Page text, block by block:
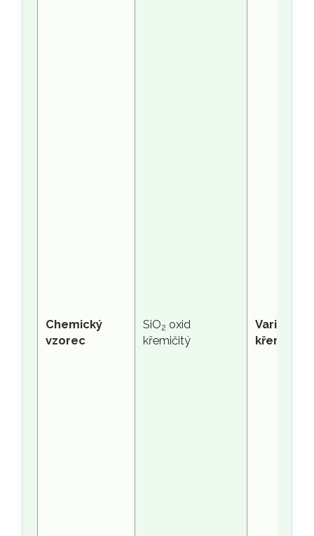
Chemický
vzorec
SiO2 oxid
křemičitý
Varianty
křemene